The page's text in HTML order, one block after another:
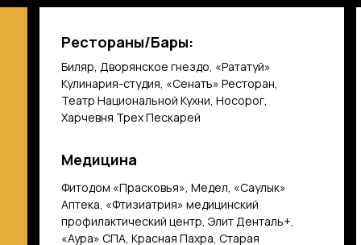
Рестораны/Бары:
Медицина
Биляр, Дворянское гнездо, «Рататуй»
Кулинария-студия, «Сенатъ» Ресторан,
Театр Национальной Кухни, Носорог,
Харчевня Трех Пескарей
Фитодом «Прасковья», Медел, «Саулык»
Аптека, «Фтизиатрия» медицинский
профилактический центр, Элит Денталь+,
«Аура» СПА, Красная Пахра, Старая